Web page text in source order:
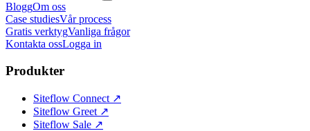
BloggOm oss
Case studiesVår process
Gratis verktygVanliga frågor
Kontakta ossLogga in
Produkter
Siteflow Connect ↗
Siteflow Greet ↗
Siteflow Sale ↗